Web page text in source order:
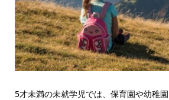
5才未満の未就学児では、保育園や幼稚